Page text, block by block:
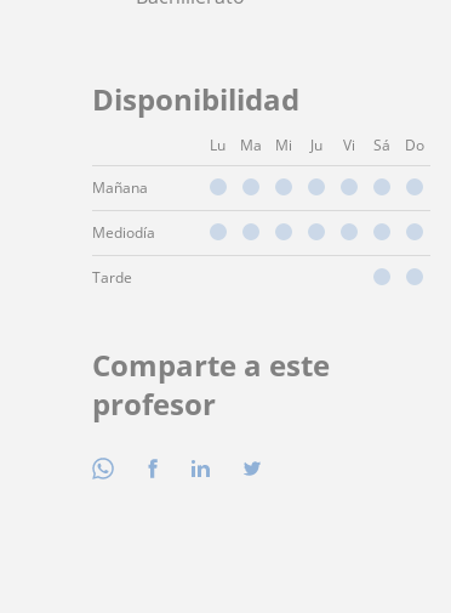
Disponibilidad
Lu Ma Mi Ju Vi Sá Do
Mañana
Mediodía
Tarde
Comparte a este
profesor